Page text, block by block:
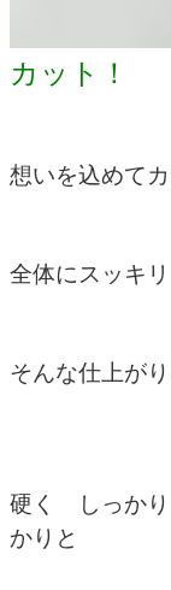
カット！
想いを込めて
全体にスッキ
そんな仕上が
硬く しっかり
かりと